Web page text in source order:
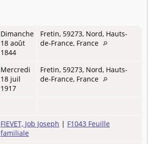
Dimanche
18 août
1844
Fretin, 59273, Nord, Hauts-
de-France, France
Mercredi
18 juil
1917
Fretin, 59273, Nord, Hauts-
de-France, France
FIEVET, Job Joseph | F1043 Feuille
familiale